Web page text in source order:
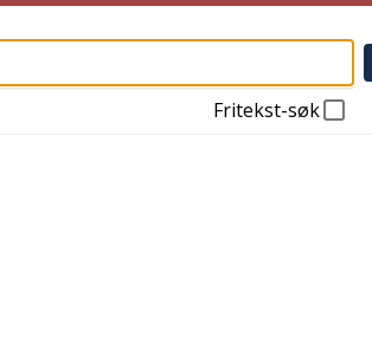
Fritekst-søk